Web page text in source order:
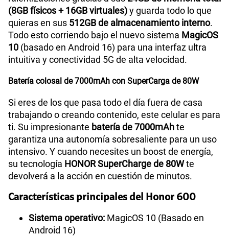
(8GB físicos + 16GB virtuales)y guarda todo lo que
quieras en sus 512GB de almacenamiento interno.
Todo esto corriendo bajo el nuevo sistema MagicOS
10 (basado en Android 16) para una interfaz ultra
intuitiva y conectividad 5G de alta velocidad.
Batería colosal de 7000mAh con SuperCarga de 80W
Si eres de los que pasa todo el día fuera de casa
trabajando o creando contenido, este celular es para
ti. Su impresionante batería de 7000mAhte
garantiza una autonomía sobresaliente para un uso
intensivo. Y cuando necesites un boost de energía,
su tecnología HONOR SuperCharge de 80Wte
devolverá a la acción en cuestión de minutos.
Características principales del Honor 600
Sistema operativo: MagicOS 10 (Basado en
Android 16)